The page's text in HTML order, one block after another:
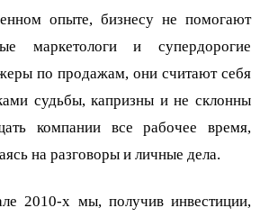
опыте, бизнесу не помогают
маркетологи и супердорогие
по продажам, они считают себя
судьбы, капризны и не склонны
компании все рабочее время,
на разговоры и личные дела.
2010-х мы, получив инвестиции,